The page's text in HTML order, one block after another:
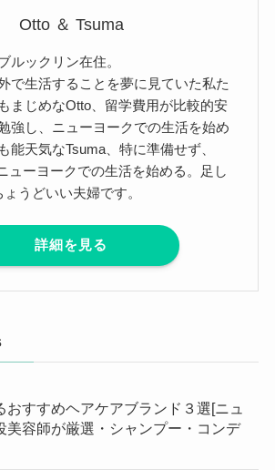
Otto ＆ Tsuma
ルックリン在住。
で生活することを夢に見ていた私た
まじめなOtto、留学費用が比較的安
強し、ニューヨークでの生活を始め
能天気なTsuma、特に準備せず、
ューヨークでの生活を始める。足し
うどいい夫婦です。
詳細を見る
おすすめヘアケアブランド３選[ニュ
美容師が厳選・シャンプー・コンデ